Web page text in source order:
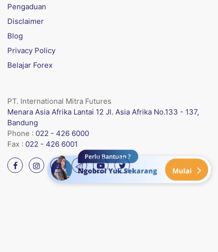
Pengaduan
Disclaimer
Blog
Privacy Policy
Belajar Forex
PT. International Mitra Futures
Menara Asia Afrika Lantai 12 Jl. Asia Afrika No.133 - 137,
Bandung
Phone : 022 - 426 6000
Fax : 022 - 426 6001